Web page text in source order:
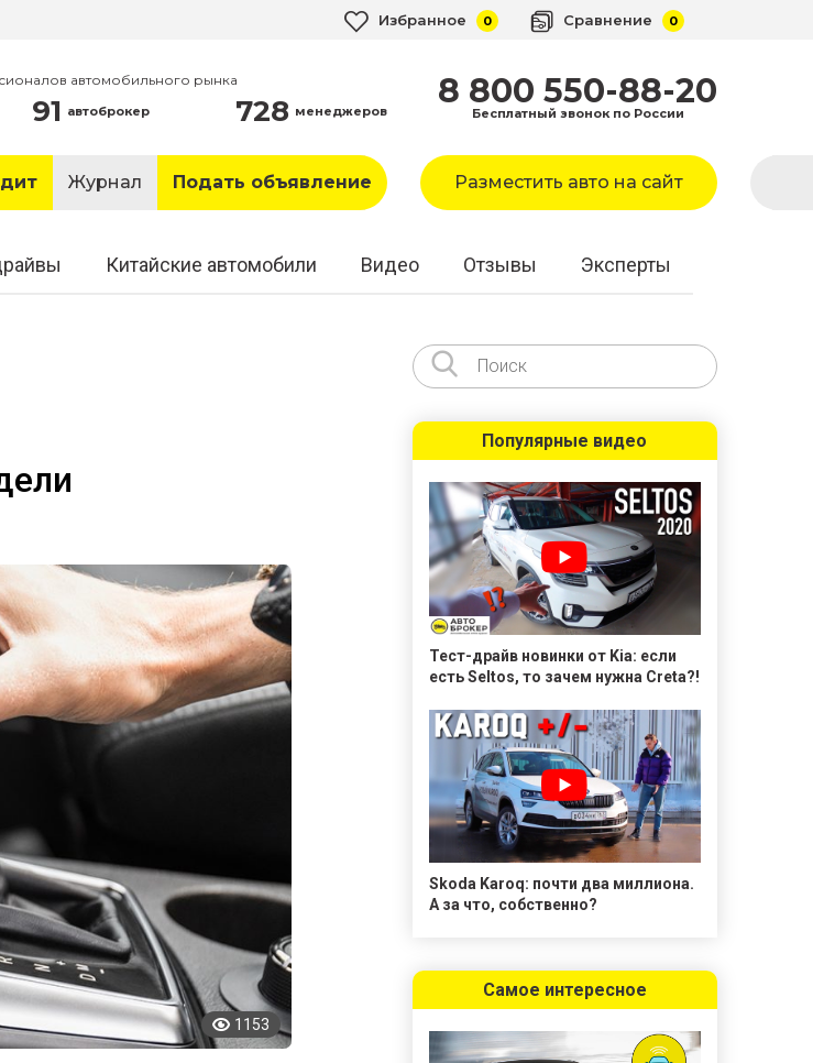
Избранное 0 Сравнение 0
автомобильного рынка
91 автоброкер 728 менеджеров 8 800 550-88-20
Бесплатный звонок по России
Журнал Подать объявление Разместить авто на сайт
Китайские автомобили Видео Отзывы Эксперты
1153
Популярные видео
Тест-драйв новинки от Kia: если
есть Seltos, то зачем нужна Creta?!
Skoda Karoq: почти два миллиона.
А за что, собственно?
Самое интересное